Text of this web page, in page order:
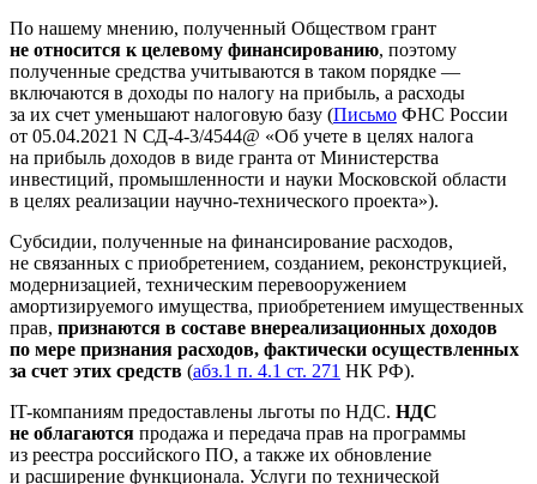
По нашему мнению, полученный Обществом грант
не относится к целевому финансированию, поэтому
полученные средства учитываются в таком порядке —
включаются в доходы по налогу на прибыль, а расходы
за их счет уменьшают налоговую базу (Письмо ФНС России
от 05.04.2021 N СД-4-3/4544@ «Об учете в целях налога
на прибыль доходов в виде гранта от Министерства
инвестиций, промышленности и науки Московской области
в целях реализации научно-технического проекта»).
Субсидии, полученные на финансирование расходов,
не связанных с приобретением, созданием, реконструкцией,
модернизацией, техническим перевооружением
амортизируемого имущества, приобретением имущественных
прав, признаются в составе внереализационных доходов
по мере признания расходов, фактически осуществленных
за счет этих средств (абз.1 п. 4.1 ст. 271 НК РФ).
IT-компаниям предоставлены льготы по НДС. НДС
не облагаются продажа и передача прав на программы
из реестра российского ПО, а также их обновление
и расширение функционала. Услуги по технической